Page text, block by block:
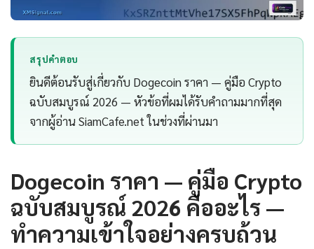
สรุปคำตอบ
ยินดีต้อนรับสู่เกี่ยวกับ Dogecoin ราคา — คู่มือ Crypto
ฉบับสมบูรณ์ 2026 — หัวข้อที่ผมได้รับคำถามมากที่สุด
จากผู้อ่าน SiamCafe.net ในช่วงที่ผ่านมา
Dogecoin ราคา — คู่มือ Crypto
ฉบับสมบูรณ์ 2026 คืออะไร —
ทำความเข้าใจอย่างครบถ้วน